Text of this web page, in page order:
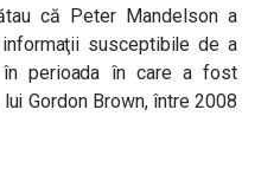
că Peter Mandelson a
susceptibile de a
perioada în care a fost
Gordon Brown, între 2008